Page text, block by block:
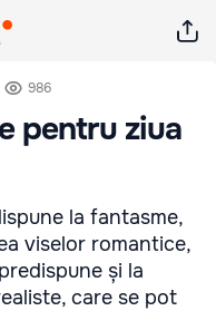
986
pentru ziua
la fantasme,
viselor romantice,
și la
care se pot